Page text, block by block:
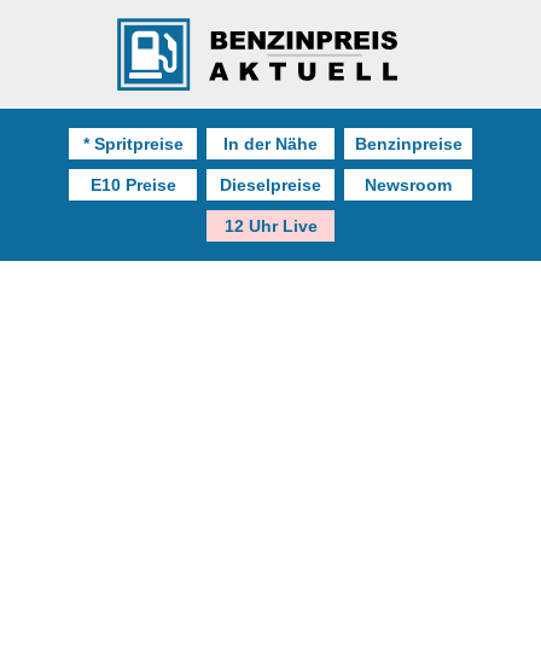
* Spritpreise In der Nähe Benzinpreise
E10 Preise Dieselpreise Newsroom
12 Uhr Live